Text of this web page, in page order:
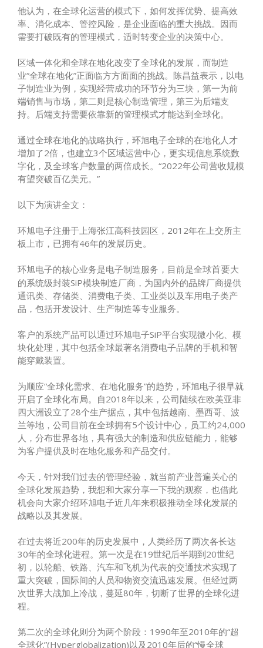
他认为，在全球化运营的模式下，如何发挥优势、提高效
率、消化成本、管控风险，是企业面临的重大挑战。因而
需要打破既有的管理模式，适时转变企业的决策中心。
区域一体化和全球在地化改变了全球化的发展，而制造
业“全球在地化”正面临方方面面的挑战。陈昌益表示，以电
子制造业为例，实现经营成功的环节分为三块，第一为前
端销售与市场，第二则是核心制造管理，第三为后端支
持。后端支持需要依靠新的管理模式才能达到全球化。
通过全球在地化的战略执行，环旭电子全球的在地化人才
增加了2倍，也建立3个区域运营中心，更实现信息系统数
字化，及全球客户数量的两倍成长。“2022年公司营收规模
有望突破百亿美元。”
以下为演讲全文：
环旭电子注册于上海张江高科技园区，2012年在上交所主
板上市，已拥有46年的发展历史。
环旭电子的核心业务是电子制造服务，目前是全球首要大
的系统级封装SiP模块制造厂商，为国内外的品牌厂商提供
通讯类、存储类、消费电子类、工业类以及车用电子类产
品，包括开发设计、生产制造等专业服务。
客户的系统产品可以通过环旭电子SiP平台实现微小化、模
块化处理，其中包括全球最著名消费电子品牌的手机和智
能穿戴装置。
为顺应“全球化需求、在地化服务”的趋势，环旭电子很早就
开启了全球化布局。自2018年以来，公司陆续在欧美亚非
四大洲设立了28个生产据点，其中包括越南、墨西哥、波
兰等地，公司目前在全球拥有5个设计中心，员工约24,000
人，分布世界各地，具有强大的制造和供应链能力，能够
为客户提供及时在地化服务和产品交付。
今天，针对我们过去的管理经验，就当前产业普遍关心的
全球化发展趋势，我想和大家分享一下我的观察，也借此
机会向大家介绍环旭电子近几年来积极推动全球化发展的
战略以及其发展。
在过去将近200年的历史发展中，人类经历了两次各长达
30年的全球化进程。第一次是在19世纪后半期到20世纪
初，以轮船、铁路、汽车和飞机为代表的交通技术实现了
重大突破，国际间的人员和物资交流迅速发展。但经过两
次世界大战加上冷战，蔓延80年，切断了世界的全球化进
程。
第二次的全球化则分为两个阶段：1990年至2010年的“超
全球化”(Hyperglobalization)以及2010年后的“慢全球